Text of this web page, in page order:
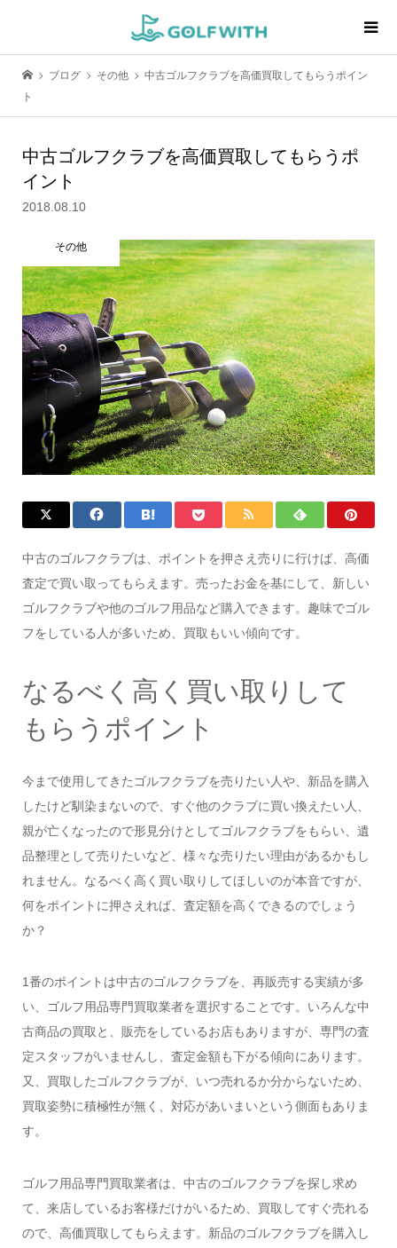
ブログ その他
中古ゴルフクラブを高価買取してもらうポイン
ト
中古ゴルフクラブを高価買取してもらうポ
イント
2018.08.10
その他
中古のゴルフクラブは、ポイントを押さえ売りに行けば、高価
査定で買い取ってもらえます。売ったお金を基にして、新しい
ゴルフクラブや他のゴルフ用品など購入できます。趣味でゴル
フをしている人が多いため、買取もいい傾向です。
なるべく高く買い取りして
もらうポイント
今まで使用してきたゴルフクラブを売りたい人や、新品を購入
したけど馴染まないので、すぐ他のクラブに買い換えたい人、
親が亡くなったので形見分けとしてゴルフクラブをもらい、遺
品整理として売りたいなど、様々な売りたい理由があるかもし
れません。なるべく高く買い取りしてほしいのが本音ですが、
何をポイントに押さえれば、査定額を高くできるのでしょう
か？
1番のポイントは中古のゴルフクラブを、再販売する実績が多
い、ゴルフ用品専門買取業者を選択することです。いろんな中
古商品の買取と、販売をしているお店もありますが、専門の査
定スタッフがいませんし、査定金額も下がる傾向にあります。
又、買取したゴルフクラブが、いつ売れるか分からないため、
買取姿勢に積極性が無く、対応があいまいという側面もありま
す。
ゴルフ用品専門買取業者は、中古のゴルフクラブを探し求め
て、来店しているお客様だけがいるため、買取してすぐ売れる
ので、高価買取してもらえます。新品のゴルフクラブを購入し